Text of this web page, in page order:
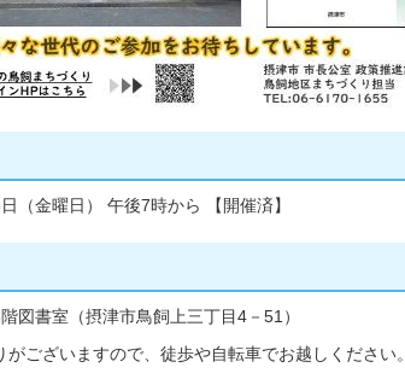
（金曜日） 午後7時から 【開催済】
図書室（摂津市鳥飼上三丁目4－51）
ございますので、徒歩や自転車でお越しください。